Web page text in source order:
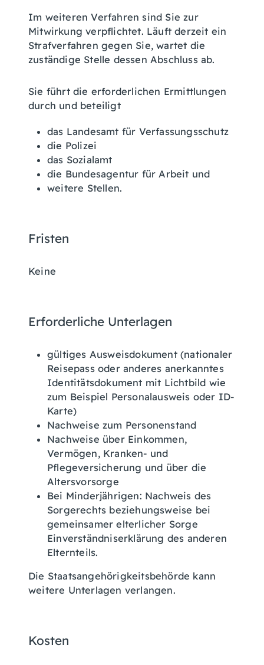
Im weiteren Verfahren sind Sie zur
Mitwirkung verpflichtet. Läuft derzeit ein
Strafverfahren gegen Sie, wartet die
zuständige Stelle dessen Abschluss ab.
Sie führt die erforderlichen Ermittlungen
durch und beteiligt
das Landesamt für Verfassungsschutz
die Polizei
das Sozialamt
die Bundesagentur für Arbeit und
weitere Stellen.
Fristen
Keine
Erforderliche Unterlagen
gültiges Ausweisdokument (nationaler
Reisepass oder anderes anerkanntes
Identitätsdokument mit Lichtbild wie
zum Beispiel Personalausweis oder ID-
Karte)
Nachweise zum Personenstand
Nachweise über Einkommen,
Vermögen, Kranken- und
Pflegeversicherung und über die
Altersvorsorge
Bei Minderjährigen: Nachweis des
Sorgerechts beziehungsweise bei
gemeinsamer elterlicher Sorge
Einverständniserklärung des anderen
Elternteils.
Die Staatsangehörigkeitsbehörde kann
weitere Unterlagen verlangen.
Kosten